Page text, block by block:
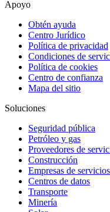
Apoyo
Obtén ayuda
Centro Jurídico
Política de privacidad
Condiciones de
Política de cookies
Centro de confianza
Mapa del sitio
Soluciones
Seguridad pública
Petróleo y gas
Proveedores de
Construcción
Empresas de
Centros de datos
Transporte
Minería